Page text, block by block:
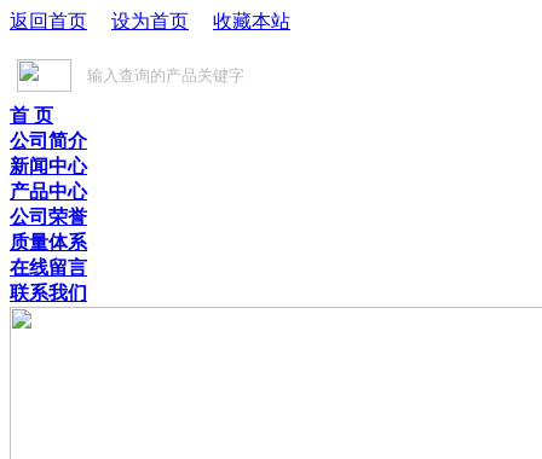
返回首页 设为首页 收藏本站
首 页
公司简介
新闻中心
产品中心
公司荣誉
质量体系
在线留言
联系我们